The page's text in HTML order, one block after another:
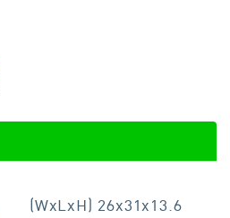
(WxLxH) 26x31x13.6